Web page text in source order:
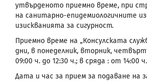
утвърденото приемно време, при
на санитарно-епидемиологичните
изискванията за сигурност.
Приемно време на „Консулската
дни, в понеделник, вторник,
09:00 ч. до 12:30 ч.; в сряда : от 14:00
Дата и час за прием за подаване на